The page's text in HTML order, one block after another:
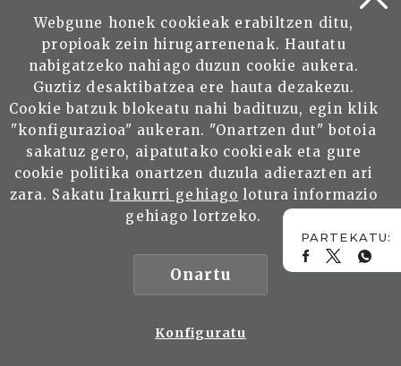
Lan honek Creative Commons
PartekatuBerdin 3.0 Espainia
lizentzia dauka.
Webgune honek cookieak erabiltzen ditu,
propioak zein hirugarrenenak. Hautatu
nabigatzeko nahiago duzun cookie aukera.
Guztiz desaktibatzea ere hauta dezakezu.
Cookie batzuk blokeatu nahi badituzu, egin klik
"konfigurazioa" aukeran. "Onartzen dut" botoia
sakatuz gero, aipatutako cookieak eta gure
cookie politika onartzen duzula adierazten ari
zara. SakatuIrakurri gehiago lotura informazio
gehiago lortzeko.
Onartu
Konfiguratu